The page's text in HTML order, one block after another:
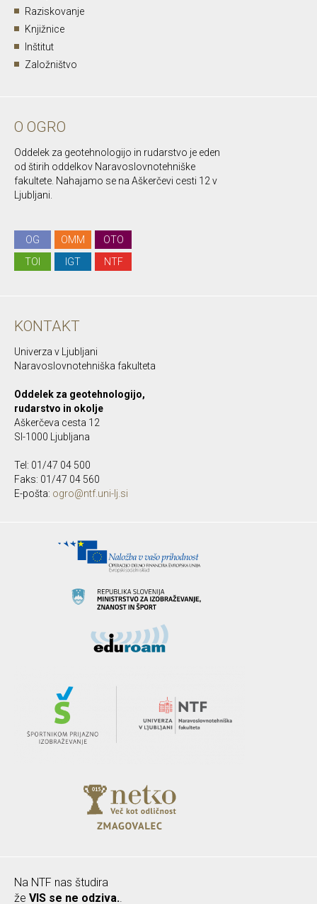
Raziskovanje
Knjižnice
Inštitut
Založništvo
O OGRO
Oddelek za geotehnologijo in rudarstvo je eden
od štirih oddelkov Naravoslovnotehniške
fakultete. Nahajamo se na Aškerčevi cesti 12 v
Ljubljani.
OG OMM
OTO
TOI
IGT NTF
KONTAKT
Univerza v Ljubljani
Naravoslovnotehniška fakulteta
Oddelek za geotehnologijo,
rudarstvo in okolje
Aškerčeva cesta 12
SI-1000 Ljubljana
Tel: 01/47 04 500
Faks: 01/47 04 560
E-pošta: ogro@ntf.uni-lj.si
Na NTF nas študira
že VIS se ne odziva..